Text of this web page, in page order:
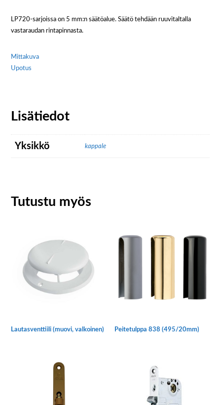
LP720-sarjoissa on 5 mm:n säätöalue. Säätö tehdään ruuvitaltalla
vastaraudan rintapinnasta.
Mittakuva
Upotus
Lisätiedot
Yksikkö kappale
Tutustu myös
Lautasventtiili (muovi, valkoinen)
Peitetulppa 838 (495/20mm)